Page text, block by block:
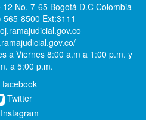
No. 7-65 Bogotá D.C Colombia
565-8500 Ext:3111
a Viernes 8:00 a.m a 1:00 p.m. y
a 5:00 p.m.
facebook
Twitter
Instagram